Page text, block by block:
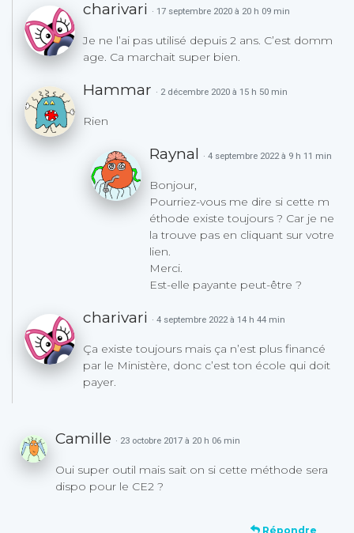
charivari · 17 septembre 2020 à 20 h 09 min
Je ne l’ai pas utilisé depuis 2 ans. C’est domm
age. Ca marchait super bien.
Hammar · 2 décembre 2020 à 15 h 50 min
Rien
Raynal · 4 septembre 2022 à 9 h 11 min
Bonjour,
Pourriez-vous me dire si cette m
éthode existe toujours ? Car je ne
la trouve pas en cliquant sur votre
lien.
Merci.
Est-elle payante peut-être ?
charivari · 4 septembre 2022 à 14 h 44 min
Ça existe toujours mais ça n’est plus financé
par le Ministère, donc c’est ton école qui doit
payer.
Camille · 23 octobre 2017 à 20 h 06 min
Oui super outil mais sait on si cette méthode sera
dispo pour le CE2 ?
Répondre